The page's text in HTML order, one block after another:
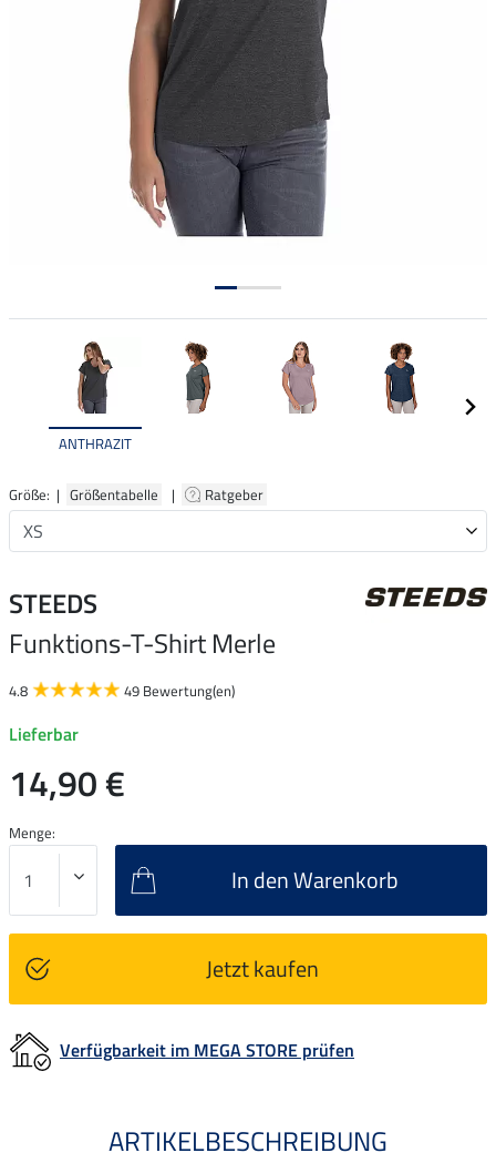
ANTHRAZIT
Größe: | Größentabelle | Ratgeber
STEEDS
Funktions-T-Shirt Merle
4.8 49 Bewertung(en)
Lieferbar
14,90 €
Menge:
In den Warenkorb
Jetzt kaufen
Verfügbarkeit im MEGA STORE prüfen
ARTIKELBESCHREIBUNG